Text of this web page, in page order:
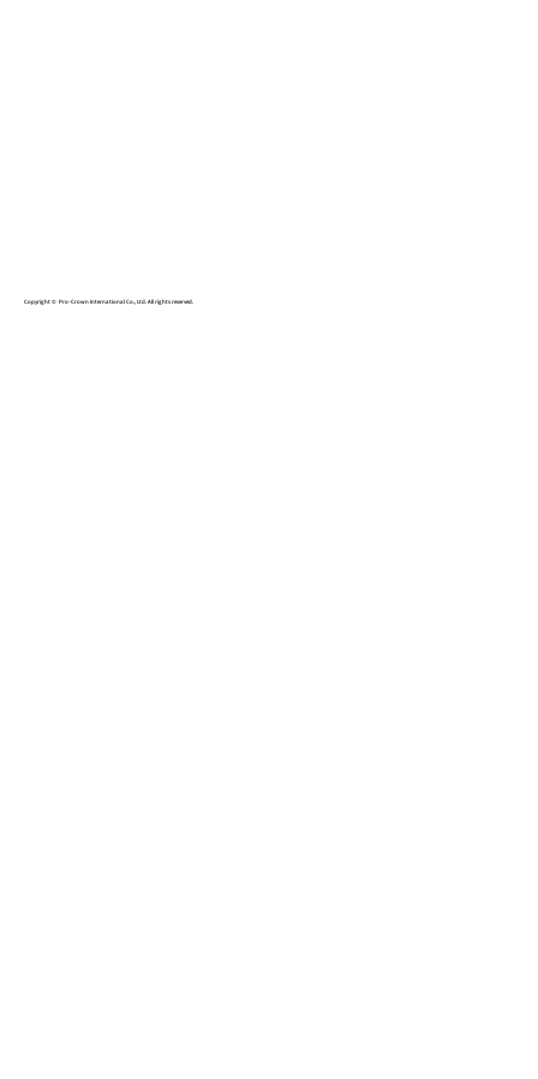
Copyright © Pro-Crown International Co., Ltd. All rights reserved.